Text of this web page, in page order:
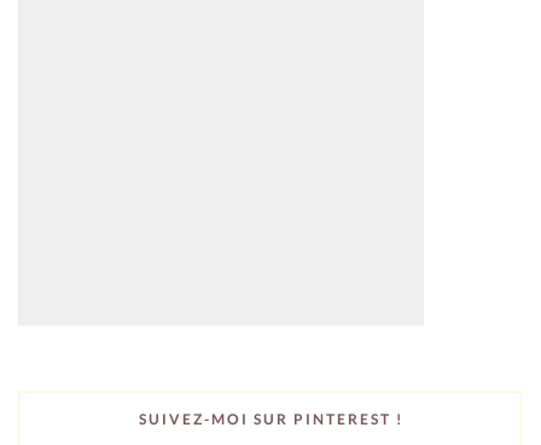
SUIVEZ-MOI SUR PINTEREST !